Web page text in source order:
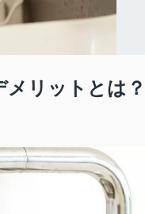
メリットとは？